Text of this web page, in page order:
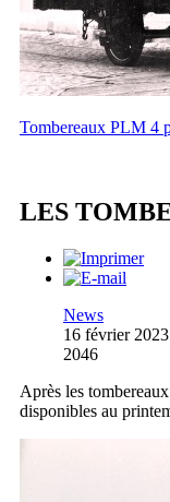
Tombereaux PLM 4
LES
News
16 février 2023
2046
Après les
disponibles au